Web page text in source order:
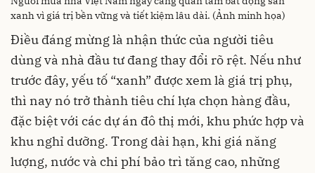
xanh vì giá trị bền vững và tiết kiệm lâu dài. (Ảnh minh họa)
Điều đáng mừng là nhận thức của người tiêu
dùng và nhà đầu tư đang thay đổi rõ rệt. Nếu như
trước đây, yếu tố “xanh” được xem là giá trị phụ,
thì nay nó trở thành tiêu chí lựa chọn hàng đầu,
đặc biệt với các dự án đô thị mới, khu phức hợp và
khu nghỉ dưỡng. Trong dài hạn, khi giá năng
lượng, nước và chi phí bảo trì tăng cao, những